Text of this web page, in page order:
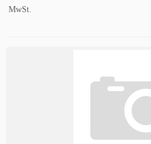
MwSt.